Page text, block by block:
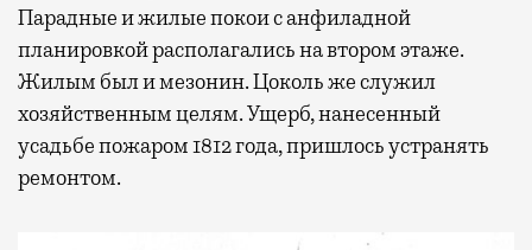
Парадные и жилые покои с анфиладной
планировкой располагались на втором этаже.
Жилым был и мезонин. Цоколь же служил
хозяйственным целям. Ущерб, нанесенный
усадьбе пожаром 1812 года, пришлось устранять
ремонтом.